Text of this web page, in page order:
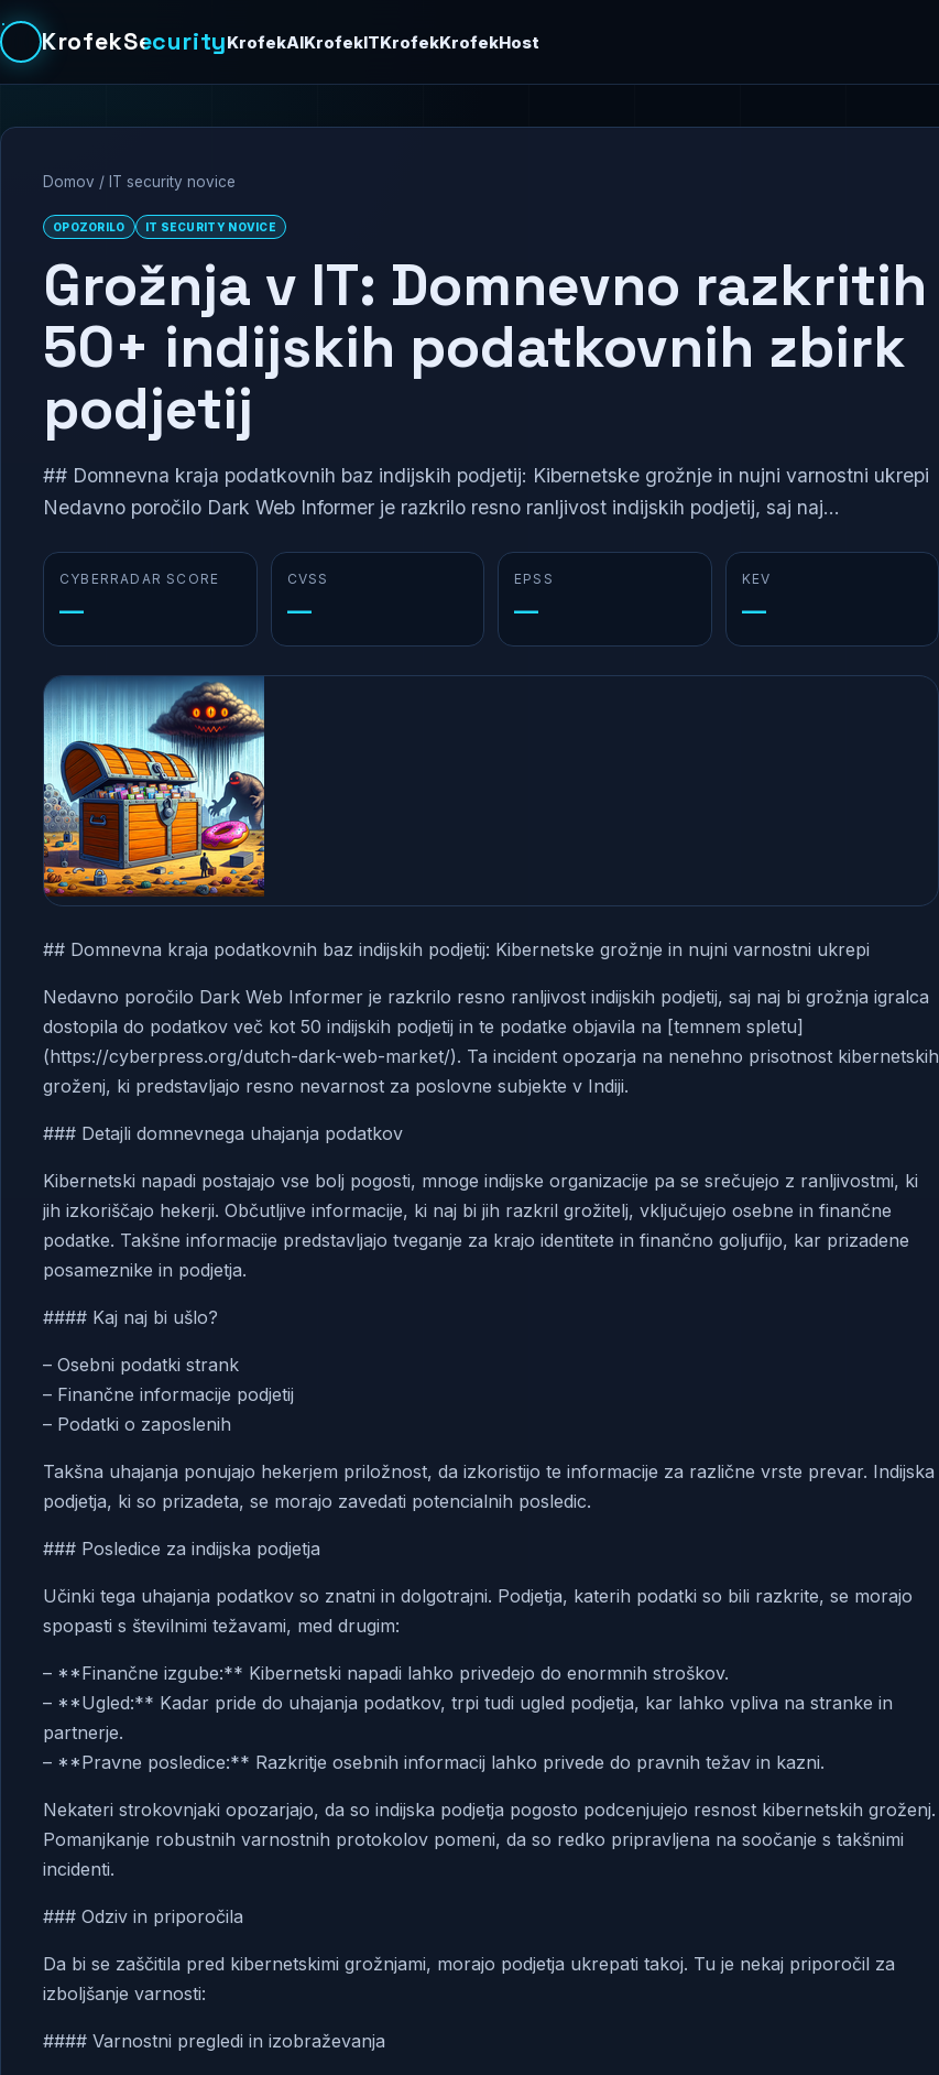
KrofekSecurityKrofekAIKrofekITKrofekKrofekHost
Domov / IT security novice
OPOZORILO IT SECURITY NOVICE
Grožnja v IT: Domnevno razkritih
50+ indijskih podatkovnih zbirk
podjetij
## Domnevna kraja podatkovnih baz indijskih podjetij: Kibernetske grožnje in nujni varnostni ukrepi
Nedavno poročilo Dark Web Informer je razkrilo resno ranljivost indijskih podjetij, saj naj...
CYBERRADAR SCORE
—
CVSS
—
EPSS
—
KEV
—
## Domnevna kraja podatkovnih baz indijskih podjetij: Kibernetske grožnje in nujni varnostni ukrepi
Nedavno poročilo Dark Web Informer je razkrilo resno ranljivost indijskih podjetij, saj naj bi grožnja igralca
dostopila do podatkov več kot 50 indijskih podjetij in te podatke objavila na [temnem spletu]
(https://cyberpress.org/dutch-dark-web-market/). Ta incident opozarja na nenehno prisotnost kibernetskih
groženj, ki predstavljajo resno nevarnost za poslovne subjekte v Indiji.
### Detajli domnevnega uhajanja podatkov
Kibernetski napadi postajajo vse bolj pogosti, mnoge indijske organizacije pa se srečujejo z ranljivostmi, ki
jih izkoriščajo hekerji. Občutljive informacije, ki naj bi jih razkril grožitelj, vključujejo osebne in finančne
podatke. Takšne informacije predstavljajo tveganje za krajo identitete in finančno goljufijo, kar prizadene
posameznike in podjetja.
#### Kaj naj bi ušlo?
– Osebni podatki strank
– Finančne informacije podjetij
– Podatki o zaposlenih
Takšna uhajanja ponujajo hekerjem priložnost, da izkoristijo te informacije za različne vrste prevar. Indijska
podjetja, ki so prizadeta, se morajo zavedati potencialnih posledic.
### Posledice za indijska podjetja
Učinki tega uhajanja podatkov so znatni in dolgotrajni. Podjetja, katerih podatki so bili razkrite, se morajo
spopasti s številnimi težavami, med drugim:
– **Finančne izgube:** Kibernetski napadi lahko privedejo do enormnih stroškov.
– **Ugled:** Kadar pride do uhajanja podatkov, trpi tudi ugled podjetja, kar lahko vpliva na stranke in
partnerje.
– **Pravne posledice:** Razkritje osebnih informacij lahko privede do pravnih težav in kazni.
Nekateri strokovnjaki opozarjajo, da so indijska podjetja pogosto podcenjujejo resnost kibernetskih groženj.
Pomanjkanje robustnih varnostnih protokolov pomeni, da so redko pripravljena na soočanje s takšnimi
incidenti.
### Odziv in priporočila
Da bi se zaščitila pred kibernetskimi grožnjami, morajo podjetja ukrepati takoj. Tu je nekaj priporočil za
izboljšanje varnosti:
#### Varnostni pregledi in izobraževanja